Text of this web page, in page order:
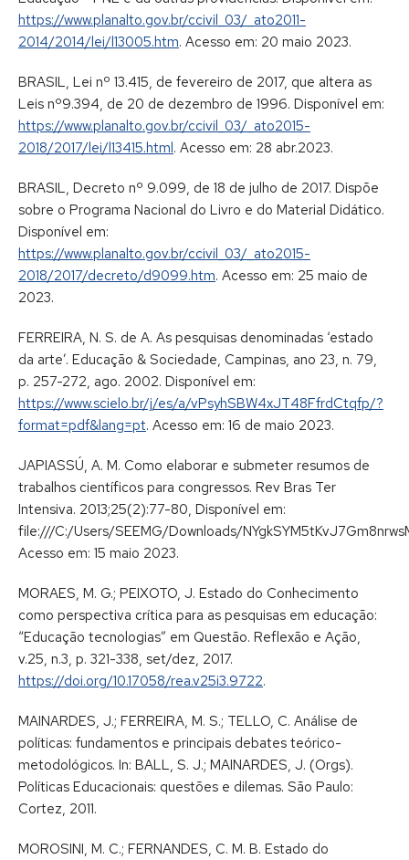
https://www.planalto.gov.br/ccivil_03/_ato2011-
2014/2014/lei/l13005.htm. Acesso em: 20 maio 2023.
BRASIL, Lei nº 13.415, de fevereiro de 2017, que altera as
Leis nº9.394, de 20 de dezembro de 1996. Disponível em:
https://www.planalto.gov.br/ccivil_03/_ato2015-
2018/2017/lei/l13415.html. Acesso em: 28 abr.2023.
BRASIL, Decreto nº 9.099, de 18 de julho de 2017. Dispõe
sobre o Programa Nacional do Livro e do Material Didático.
Disponível em:
https://www.planalto.gov.br/ccivil_03/_ato2015-
2018/2017/decreto/d9099.htm. Acesso em: 25 maio de
2023.
FERREIRA, N. S. de A. As pesquisas denominadas ‘estado
da arte’. Educação & Sociedade, Campinas, ano 23, n. 79,
p. 257-272, ago. 2002. Disponível em:
https://www.scielo.br/j/es/a/vPsyhSBW4xJT48FfrdCtqfp/?
format=pdf&lang=pt. Acesso em: 16 de maio 2023.
JAPIASSÚ, A. M. Como elaborar e submeter resumos de
trabalhos científicos para congressos. Rev Bras Ter
Intensiva. 2013;25(2):77-80, Disponível em:
file:///C:/Users/SEEMG/Downloads/
Acesso em: 15 maio 2023.
MORAES, M. G.; PEIXOTO, J. Estado do Conhecimento
como perspectiva crítica para as pesquisas em educação:
“Educação tecnologias” em Questão. Reflexão e Ação,
v.25, n.3, p. 321-338, set/dez, 2017.
https://doi.org/10.17058/rea.v25i3.9722.
MAINARDES, J.; FERREIRA, M. S.; TELLO, C. Análise de
políticas: fundamentos e principais debates teórico-
metodológicos. In: BALL, S. J.; MAINARDES, J. (Orgs).
Políticas Educacionais: questões e dilemas. São Paulo:
Cortez, 2011.
MOROSINI, M. C.; FERNANDES, C. M. B. Estado do